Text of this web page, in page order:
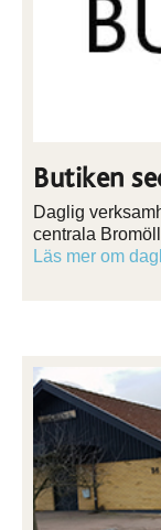
Butiken
Daglig
centrala
Läs mer om